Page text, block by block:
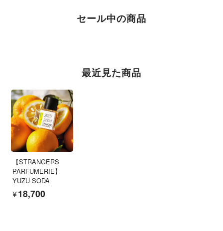
セール中の商品
最近見た商品
【STRANGERS
PARFUMERIE】
YUZU SODA
¥18,700